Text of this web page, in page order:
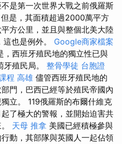
是第一次世界大戰之前俄羅斯
但是，其面積超過2000萬平方
方公里，並且與整個北美大陸
也是例外。 Google商家檔案
，西班牙殖民地的獨立性已與
殖民局。 整骨學徒 台胞證
程 高雄 儘管西班牙殖民地的
門，巴西已經等於殖民帝國內
立。 119俄羅斯的布爾什維克
了極大的警報，並開始迫害共
天母 推拿 美國已經積極參與
動，其部隊與英國人一起佔領